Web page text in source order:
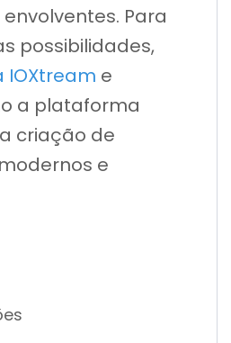
Para
possibilidades,
IOXtream e
a plataforma
criação de
e